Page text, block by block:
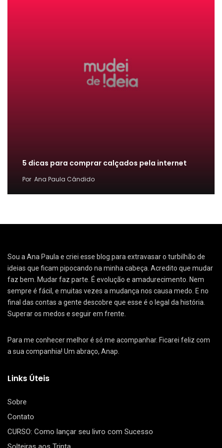
5 dicas para comprar calçados pela internet
Por Ana Paula Cândido
Sou a Ana Paula e criei esse blog para extravasar o turbilhão de
ideias que ficam pipocando na minha cabeça. Acredito que mudar
faz bem. Mudar faz parte. É evolução e amadurecimento. Nem
sempre é fácil, e muitas vezes a mudança nos causa medo. E no
final das contas a gente descobre que esse é o legal da história.
Superar os medos e seguir em frente.
Para me conhecer melhor é só me acompanhar. Ficarei feliz com
a sua companhia! Um abraço, Anap.
Links Úteis
Sobre
Contato
CURSO: Como lançar seu livro com Sucesso